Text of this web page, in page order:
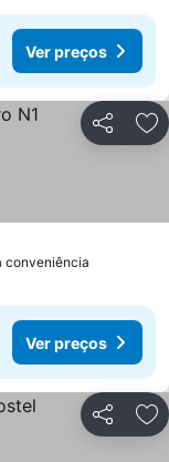
Ver preços
Partilhar
conveniência
Ver preços
Partilhar